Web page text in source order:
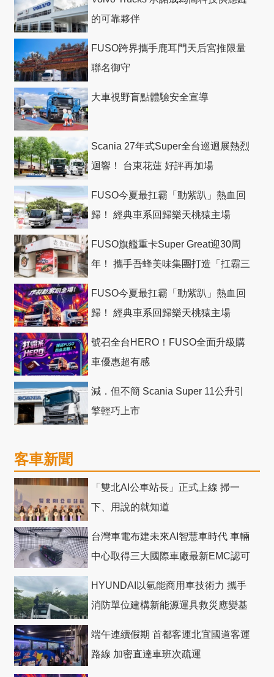
的可靠夥伴
FUSO跨界攜手鹿耳門天后宮推限量
聯名御守
大車視野盲點體驗安全宣導
Scania 27年式Super全台巡迴展熱烈
迴響！ 台東花蓮 好評再加場
FUSO今夏最扛霸「動紫趴」熱血回
歸！ 經典車系回歸樂天桃猿主場
FUSO旗艦重卡Super Great迎30周
年！ 攜手吾蜂美味集團打造「扛霸三
FUSO今夏最扛霸「動紫趴」熱血回
歸！ 經典車系回歸樂天桃猿主場
號召全台HERO！FUSO全面升級購
車優惠超有感
減．但不簡 Scania Super 11公升引
擎輕巧上市
客車新聞
「雙北AI公車站長」正式上線 掃一
下、用說的就知道
台灣車電布建未來AI智慧車時代 車輛
中心取得三大國際車廠最新EMC認可
HYUNDAI以氫能商用車技術力 攜手
消防單位建構新能源運具救災應變基
端午連續假期 首都客運北宜國道客運
路線 加密直達車班次疏運